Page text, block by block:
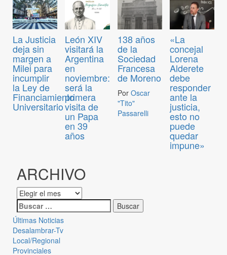
La Justicia
deja sin
margen a
Milei para
incumplir
la Ley de
Financiamiento
Universitario
León XIV
visitará la
Argentina
en
noviembre:
será la
primera
visita de
un Papa
en 39
años
138 años
de la
Sociedad
Francesa
de Moreno
Por Oscar
"Tito"
Passarelli
«La
concejal
Lorena
Alderete
debe
responder
ante la
justicia,
esto no
puede
quedar
impune»
ARCHIVO
Últimas Noticias
Desalambrar-Tv
Local/Regional
Provinciales